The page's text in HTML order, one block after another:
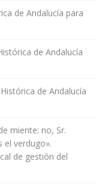
de Andalucía para
de Andalucía
de Andalucía
miente: no, Sr.
el verdugo».
de gestión del